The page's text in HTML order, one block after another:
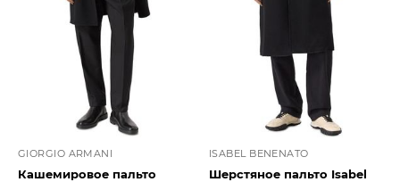
GIORGIO ARMANI
Кашемировое пальто
ISABEL BENENATO
Шерстяное пальто Isabel